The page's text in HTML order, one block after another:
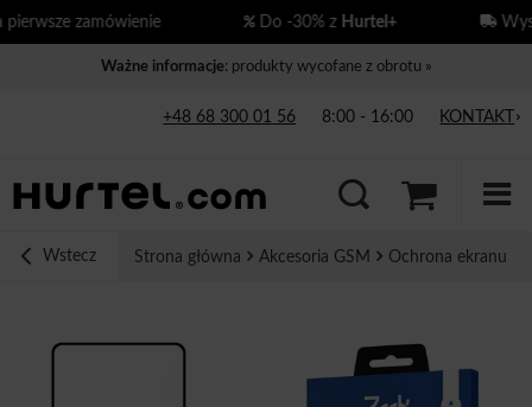
zamówienie Do -30% zHurtel+
Ważne informacje: produkty wycofane z obrotu »
+48 68 300 01 56 8:00 - 16:00 KONTAKT
Wstecz Strona główna Akcesoria GSM Ochrona ekranu